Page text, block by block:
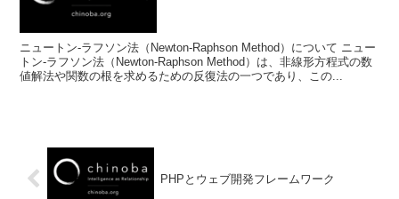
ニュートン-ラフソン法（Newton-Raphson Method）について ニュー
トン-ラフソン法（Newton-Raphson Method）は、非線形方程式の数
値解法や関数の根を求めるための反復法の一つであり、この...
PHPとウェブ開発フレームワーク